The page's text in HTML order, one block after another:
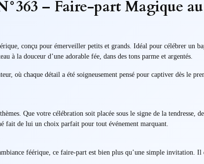
– Faire-part Magique
conçu pour émerveiller petits et grands. Idéal pour célébrer un
à la douceur d’une adorable fée, dans des tons parme et argentés.
où chaque détail a été soigneusement pensé pour captiver dès le
Que votre célébration soit placée sous le signe de la tendresse,
fait de lui un choix parfait pour tout événement marquant.
féérique, ce faire-part est bien plus qu’une simple invitation.